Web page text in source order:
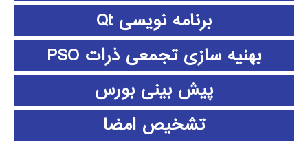
برنامه نویسی Qt
بهنیه سازی تجمعی ذرات PSO
پیش بینی بورس
تشخیص امضا